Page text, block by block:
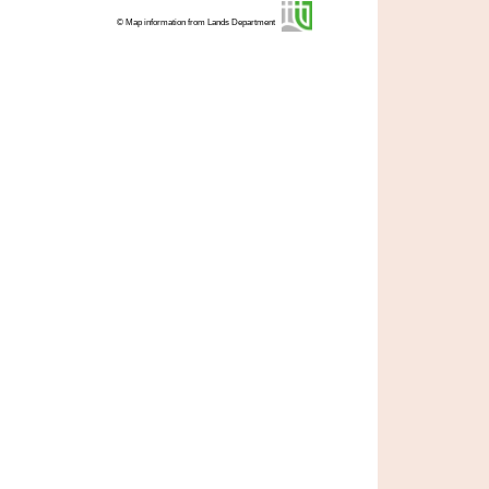
© Map information from Lands Department